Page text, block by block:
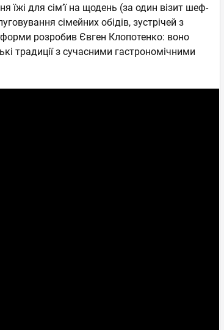
їжі для сім’ї на щодень (за один візит шеф-
сімейних обідів, зустрічей з
розробив Євген Клопотенко: воно
традиції з сучасними гастрономічними